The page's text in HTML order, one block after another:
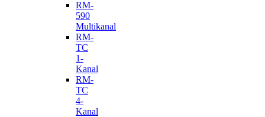
RM-
590
Multikanal
RM-
TC
1-
Kanal
RM-
TC
4-
Kanal